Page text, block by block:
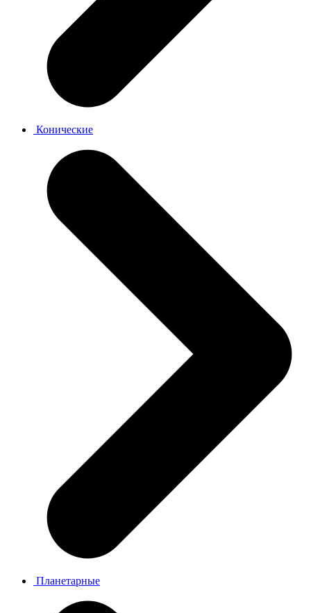
Конические
Планетарные